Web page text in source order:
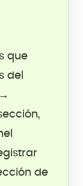
que
del
de